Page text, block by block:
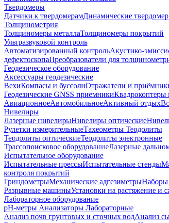
Твердомеры
Датчики к твердомерамДинамические
Толщинометрия
Толщиномеры металлаТолщиномеры покрытий
Ультразвуковой контроль
Автоматизированный контрольАкустико-
дефектоскопаПреобразователи для
Геодезическое оборудование
Аксессуары геодезические
ВехиКомпасы и буссолиОтражатели и
Геодезические GNSS приемникиКвадрокоптеры
АвиационноеАвтомобильноеАктивный отдых
Нивелиры
Лазерные нивелирыНивелиры оптические
Рулетки измерительныеТахеометры Теодолиты
Теодолиты оптическиеТеодолиты электронные
Трассопоисковое оборудованиеЛазерные
Испытательное оборудование
Испытательные прессыИспытательные стенды
контроля покрытий
ГриндометрыМеханические адгезиметрыНаборы
Разрывные машиныУстановки на растяжение и
Лабораторное оборудование
pH-метры Анализаторы Лабораторные
Анализ почв грунтовых и сточных водАнализ